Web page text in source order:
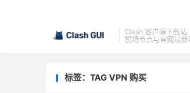
Clash 客户端下载站
机场节点与官网最新
标签：TAG VPN 购买